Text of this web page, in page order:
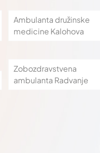
Ambulanta družinske
medicine Kalohova
Zobozdravstvena
ambulanta Radvanje